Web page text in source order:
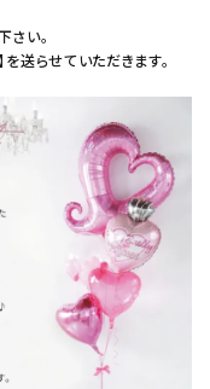
い。
送らせていただきます。